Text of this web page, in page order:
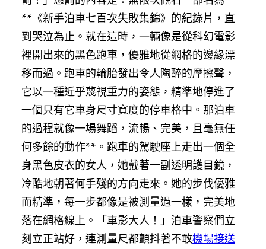
**《新手泊車七百次失敗集錦》的紀錄片，直
到哭泣為止。就在這時，一輛像是從科幻電影
裡開出來的黑色跑車，優雅地從網格的邊緣漂
移而過。跑車的輪胎發出令人陶醉的摩擦聲，
它以一種近乎蔑視重力的姿態，精準地停進了
一個只有它車身尺寸寬度的停車格中。那泊車
的過程就像一場舞蹈，流暢、完美，且毫無任
何多餘的動作**。跑車的駕駛座上走出一個全
身黑色皮衣的女人，她戴著一副透明護目鏡，
冷酷地朝著何手殘的方向走來。她的步伐優雅
而精準，每一步都像是被測量過一樣，完美地
落在網格線上。「車影大人！」泊車警察們立
刻立正站好，連測量尺都顫抖著不敢機場接送